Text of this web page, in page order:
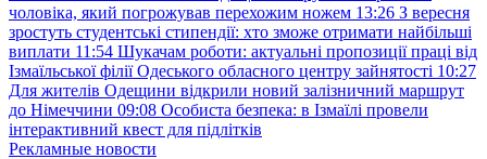
чоловіка, який погрожував перехожим ножем 13:26 З вересня
зростуть студентські стипендії: хто зможе отримати найбільші
виплати 11:54 Шукачам роботи: актуальні пропозиції праці від
Ізмаїльської філії Одеського обласного центру зайнятості 10:27
Для жителів Одещини відкрили новий залізничний маршрут
до Німеччини 09:08 Особиста безпека: в Ізмаїлі провели
інтерактивний квест для підлітків
Рекламные новости